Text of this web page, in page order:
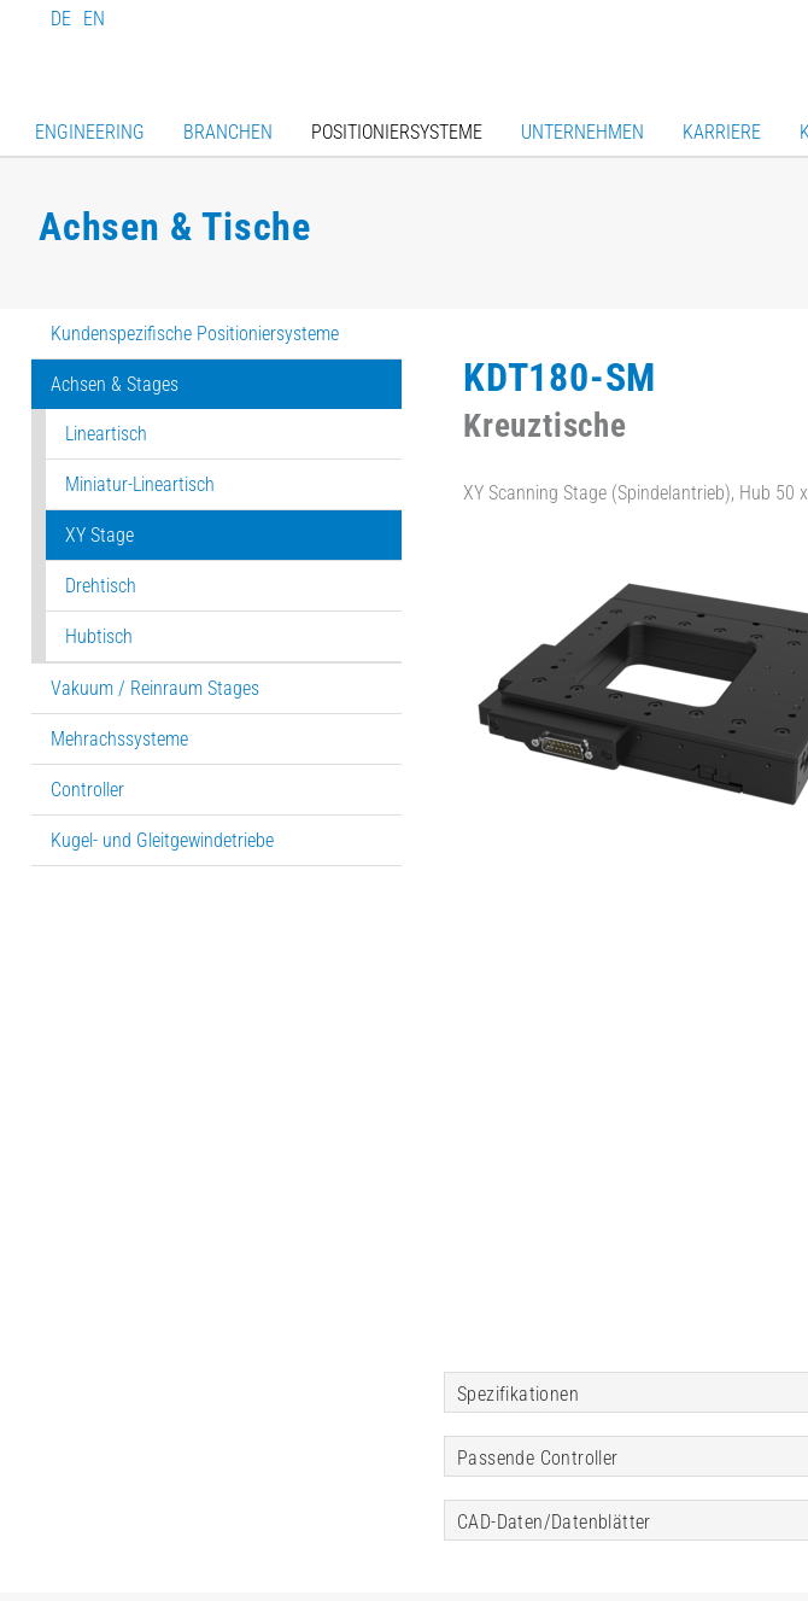
DE EN
ENGINEERING BRANCHEN POSITIONIERSYSTEME UNTERNEHMEN KARRIERE
Achsen & Tische
Kundenspezifische Positioniersysteme
Achsen & Stages
Lineartisch
Miniatur-Lineartisch
XY Stage
Drehtisch
Hubtisch
Vakuum / Reinraum Stages
Mehrachssysteme
Controller
Kugel- und Gleitgewindetriebe
KDT180-SM
Kreuztische
XY Scanning Stage (Spindelantrieb), Hub
Spezifikationen
Passende Controller
CAD-Daten/Datenblätter